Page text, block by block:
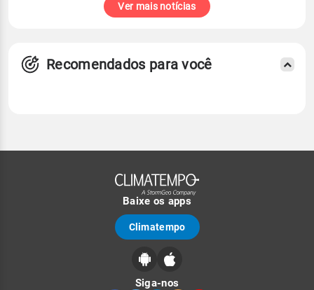
Ver mais notícias
Recomendados para você
Baixe os apps
Climatempo
Siga-nos